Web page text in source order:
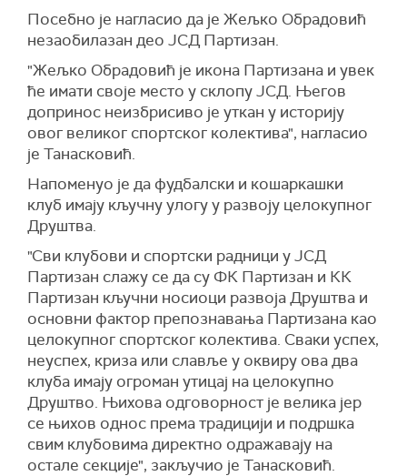
Посебно је нагласио да је Жељко Обрадовић
незаобилазан део ЈСД Партизан.
"Жељко Обрадовић је икона Партизана и увек
ће имати своје место у склопу ЈСД. Његов
допринос неизбрисиво је уткан у историју
овог великог спортског колектива", нагласио
је Танасковић.
Напоменуо је да фудбалски и кошаркашки
клуб имају кључну улогу у развоју целокупног
Друштва.
"Сви клубови и спортски радници у ЈСД
Партизан слажу се да су ФК Партизан и КК
Партизан кључни носиоци развоја Друштва и
основни фактор препознавања Партизана као
целокупног спортског колектива. Сваки успех,
неуспех, криза или славље у оквиру ова два
клуба имају огроман утицај на целокупно
Друштво. Њихова одговорност је велика јер
се њихов однос према традицији и подршка
свим клубовима директно одражавају на
остале секције", закључио је Танасковић.